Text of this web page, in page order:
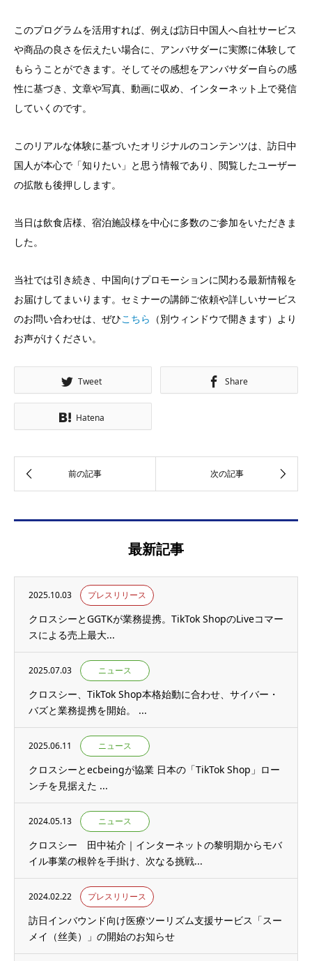
このプログラムを活用すれば、例えば訪日中国人へ自社サービス
や商品の良さを伝えたい場合に、アンバサダーに実際に体験して
もらうことができます。そしてその感想をアンバサダー自らの感
性に基づき、文章や写真、動画に収め、インターネット上で発信
していくのです。
このリアルな体験に基づいたオリジナルのコンテンツは、訪日中
国人が本心で「知りたい」と思う情報であり、閲覧したユーザー
の拡散も後押しします。
当日は飲食店様、宿泊施設様を中心に多数のご参加をいただきま
した。
当社では引き続き、中国向けプロモーションに関わる最新情報を
お届けしてまいります。セミナーの講師ご依頼や詳しいサービス
のお問い合わせは、ぜひこちら （別ウィンドウで開きます）より
お声がけください。
Tweet Share
Hatena
最新記事
2025.10.03 プレスリリース
クロスシーとGGTKが業務提携。TikTok ShopのLiveコマー
スによる売上最大...
2025.07.03 ニュース
クロスシー、TikTok Shop本格始動に合わせ、サイバー・
バズと業務提携を開始。 ...
2025.06.11 ニュース
クロスシーとecbeingが協業 日本の「TikTok Shop」ロー
ンチを見据えた ...
2024.05.13 ニュース
クロスシー 田中祐介｜インターネットの黎明期からモバ
イル事業の根幹を手掛け、次なる挑戦...
2024.02.22 プレスリリース
訪日インバウンド向け医療ツーリズム支援サービス「スー
メイ（丝美）」の開始のお知らせ